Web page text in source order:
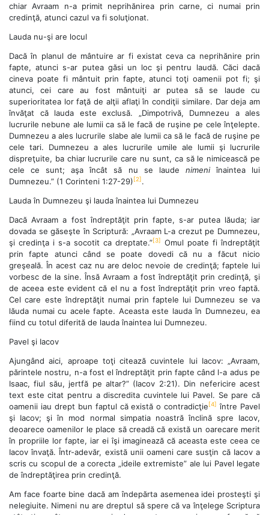
chiar Avraam n-a primit neprihănirea prin carne, ci numai prin
credinţă, atunci cazul va fi soluţionat.
Lauda nu-şi are locul
Dacă în planul de mântuire ar fi existat ceva ca neprihănire prin
fapte, atunci s-ar putea găsi un loc şi pentru laudă. Căci dacă
cineva poate fi mântuit prin fapte, atunci toţi oamenii pot fi; şi
atunci, cei care au fost mântuiţi ar putea să se laude cu
superioritatea lor faţă de alţii aflaţi în condiţii similare. Dar deja am
învăţat că lauda este exclusă. „Dimpotrivă, Dumnezeu a ales
lucrurile nebune ale lumii ca să le facă de ruşine pe cele înţelepte.
Dumnezeu a ales lucrurile slabe ale lumii ca să le facă de ruşine pe
cele tari. Dumnezeu a ales lucrurile umile ale lumii şi lucrurile
dispreţuite, ba chiar lucrurile care nu sunt, ca să le nimicească pe
cele ce sunt; aşa încât să nu se laude nimeniînaintea lui
Dumnezeu.” (1 Corinteni 1:27-29) [2] .
Lauda în Dumnezeu şi lauda înaintea lui Dumnezeu
Dacă Avraam a fost îndreptăţit prin fapte, s-ar putea lăuda; iar
dovada se găseşte în Scriptură: „Avraam L-a crezut pe Dumnezeu,
şi credinţa i s-a socotit ca dreptate.”[3]
Omul poate fi îndreptăţit
prin fapte atunci când se poate dovedi că nu a făcut nicio
greşeală. În acest caz nu are deloc nevoie de credinţă; faptele lui
vorbesc de la sine. Însă Avraam a fost îndreptăţit prin credinţă, şi
de aceea este evident că el nu a fost îndreptăţit prin vreo faptă.
Cel care este îndreptăţit numai prin faptele lui Dumnezeu se va
lăuda numai cu acele fapte. Aceasta este lauda în Dumnezeu, ea
fiind cu totul diferită de lauda înaintea lui Dumnezeu.
Pavel şi Iacov
Ajungând aici, aproape toţi citează cuvintele lui Iacov: „Avraam,
părintele nostru, n-a fost el îndreptăţit prin fapte când l-a adus pe
Isaac, fiul său, jertfă pe altar?” (Iacov 2:21). Din nefericire acest
text este citat pentru a discredita cuvintele lui Pavel. Se pare că
oamenii iau drept bun faptul că există o contradicţie [4] între Pavel
şi Iacov; şi în mod normal simpatia noastră înclină spre Iacov,
deoarece oamenilor le place să creadă că există un oarecare merit
în propriile lor fapte, iar ei îşi imaginează că aceasta este ceea ce
Iacov învaţă. Într-adevăr, există unii oameni care susţin că Iacov a
scris cu scopul de a corecta „ideile extremiste” ale lui Pavel legate
de îndreptăţirea prin credinţă.
Am face foarte bine dacă am îndepărta asemenea idei prosteşti şi
nelegiuite. Nimeni nu are dreptul să spere că va înţelege Scriptura